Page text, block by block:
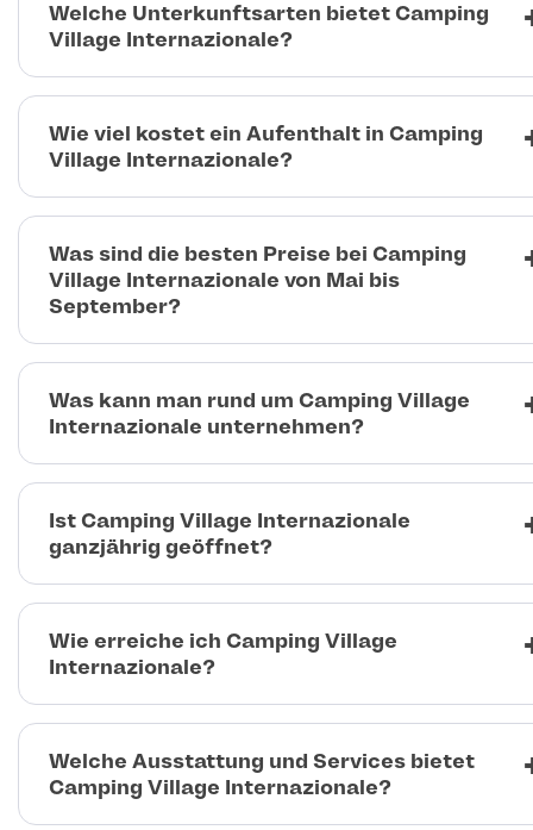
Welche Unterkunftsarten bietet Camping
Village Internazionale?
Wie viel kostet ein Aufenthalt in Camping
Village Internazionale?
Was sind die besten Preise bei Camping
Village Internazionale von Mai bis
September?
Was kann man rund um Camping Village
Internazionale unternehmen?
Ist Camping Village Internazionale
ganzjährig geöffnet?
Wie erreiche ich Camping Village
Internazionale?
Welche Ausstattung und Services bietet
Camping Village Internazionale?